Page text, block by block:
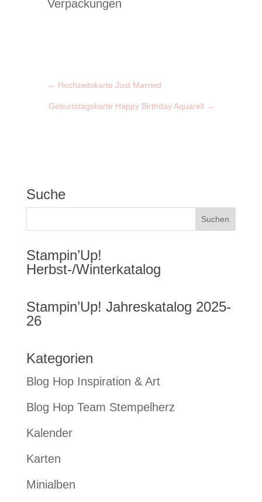
Verpackungen
← Hochzeitskarte Just Married
Geburtstagskarte Happy Birthday Aquarell →
Suche
Stampin’Up!
Herbst-/Winterkatalog
Stampin’Up! Jahreskatalog 2025-
26
Kategorien
Blog Hop Inspiration & Art
Blog Hop Team Stempelherz
Kalender
Karten
Minialben